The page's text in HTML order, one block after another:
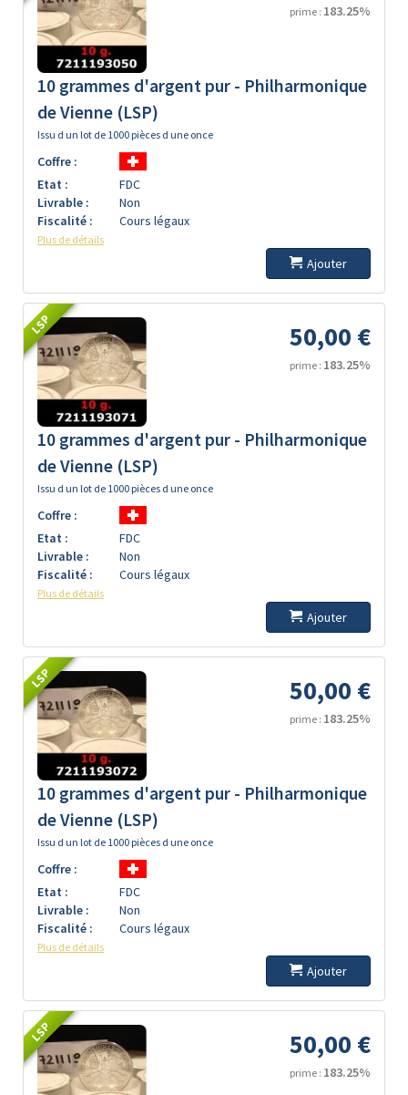
prime : 183.25%
10 grammes d'argent pur - Philharmonique
de Vienne (LSP)
Issu d un lot de 1000 pièces d une once
Coffre :
Etat :
FDC
Livrable :
Non
Fiscalité :
Cours légaux
Plus de détails
Ajouter
LSP 50,00 €
prime : 183.25%
10 grammes d'argent pur - Philharmonique
de Vienne (LSP)
Issu d un lot de 1000 pièces d une once
Coffre :
Etat :
FDC
Livrable :
Non
Fiscalité :
Cours légaux
Plus de détails
Ajouter
LSP 50,00 €
prime : 183.25%
10 grammes d'argent pur - Philharmonique
de Vienne (LSP)
Issu d un lot de 1000 pièces d une once
Coffre :
Etat :
FDC
Livrable :
Non
Fiscalité :
Cours légaux
Plus de détails
Ajouter
LSP 50,00 €
prime : 183.25%